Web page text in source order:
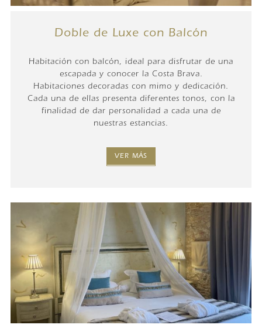
Doble de Luxe con Balcón
Habitación con balcón, ideal para disfrutar de una
escapada y conocer la Costa Brava.
Habitaciones decoradas con mimo y dedicación.
Cada una de ellas presenta diferentes tonos, con la
finalidad de dar personalidad a cada una de
nuestras estancias.
VER MÁS